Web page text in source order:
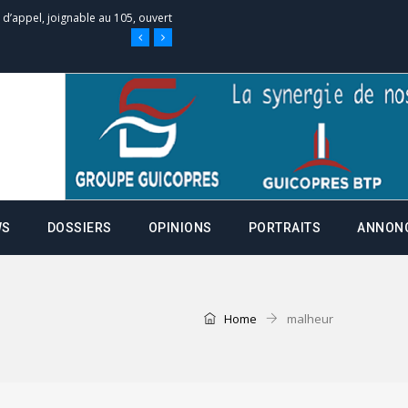
d’appel, joignable au 105, ouvert
campagnes ce jeudi 28 mai à
de la fiche de procuration
Administratives de
de serment et à une
DOSSIERS OPINIONS PORTRAITS
Home malheur